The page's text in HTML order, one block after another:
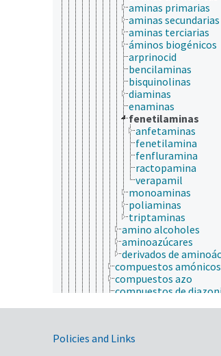
aminas primarias
aminas secundarias
aminas terciarias
áminos biogénicos
arprinocid
bencilaminas
bisquinolinas
diaminas
enaminas
fenetilaminas
anfetaminas
fenetilamina
fenfluramina
ractopamina
verapamil
monoaminas
poliaminas
triptaminas
amino alcoholes
aminoazúcares
derivados de
compuestos
compuestos azo
compuestos de
guanidinas
Government Links
Policies and Links